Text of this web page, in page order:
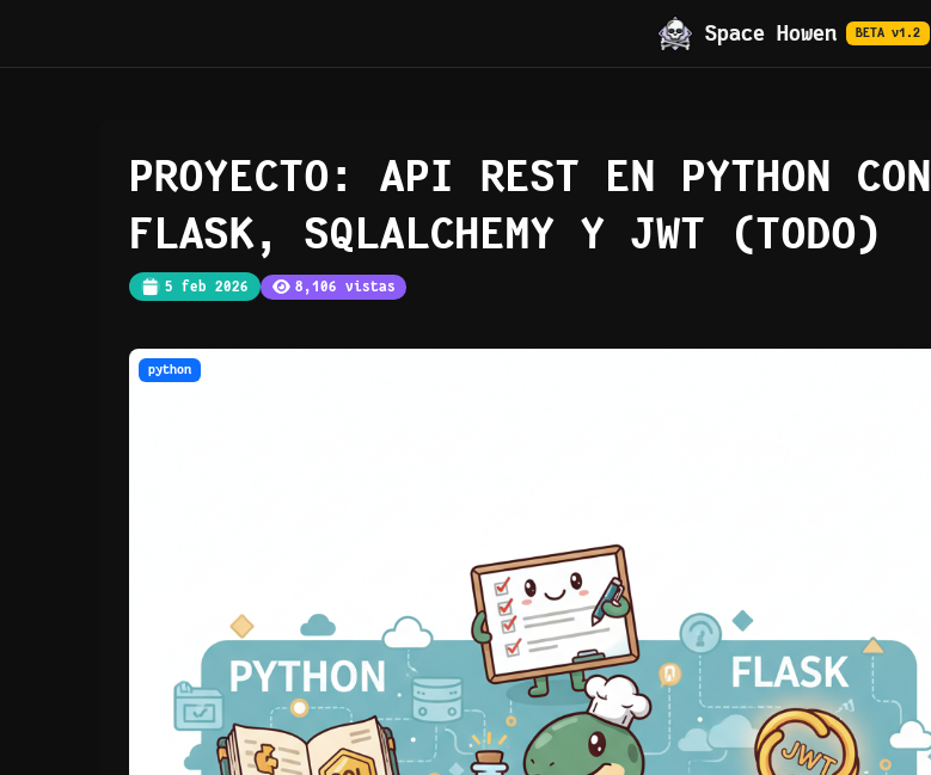
Space Howen BETA v1.2
PROYECTO: API REST EN PYTHON CON
FLASK, SQLALCHEMY Y JWT (TODO)
5 feb 2026 8,106 vistas
python